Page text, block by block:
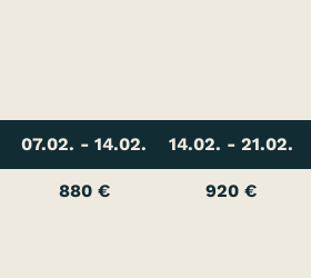
07.02. - 14.02. 14.02. - 21.02.
880 € 920 €